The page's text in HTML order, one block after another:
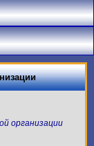
организации